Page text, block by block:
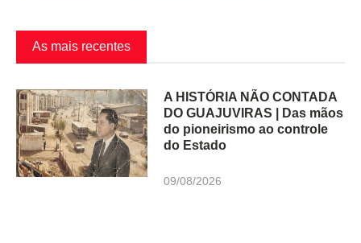
As mais recentes
A HISTÓRIA NÃO CONTADA
DO GUAJUVIRAS | Das mãos
do pioneirismo ao controle
do Estado
09/08/2026